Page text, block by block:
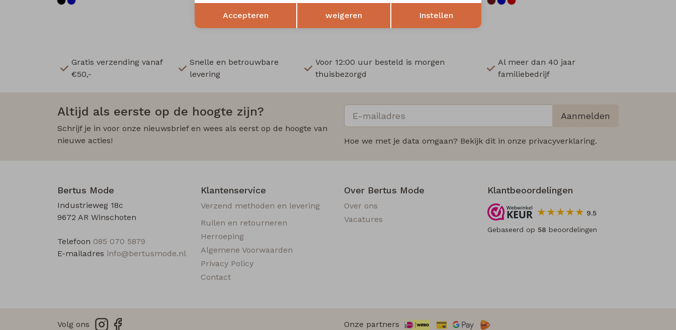
Gratis verzending vanaf
€50,-
Snelle en betrouwbare
levering
Voor 12:00 uur besteld is morgen
thuisbezorgd
Al meer dan 40 jaar
familiebedrijf
Altijd als eerste op de hoogte zijn?
Schrijf je in voor onze nieuwsbrief en wees als eerst op de hoogte van
nieuwe acties!
Aanmelden
Hoe we met je data omgaan? Bekijk dit in onze privacyverklaring.
Bertus Mode
Industrieweg 18c
9672 AR Winschoten
Telefoon 085 070 5879
E-mailadres info@bertusmode.nl
Klantenservice
Verzend methoden en levering
Ruilen en retourneren
Herroeping
Algemene Voorwaarden
Privacy Policy
Contact
Over Bertus Mode
Over ons
Vacatures
Klantbeoordelingen
9.5
Gebaseerd op 58 beoordelingen
Volg ons Onze partners
Terug Opslaan
Accepteren weigeren Instellen